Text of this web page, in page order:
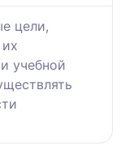
цели,
учебной